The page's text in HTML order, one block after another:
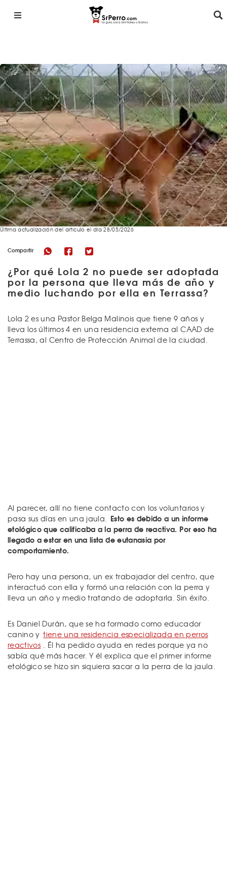
Compartir
¿Por qué Lola 2 no puede ser adoptada
por la persona que lleva más de año y
medio luchando por ella en Terrassa?
Última actualización del articulo el día 28/05/2026
Lola 2 es una Pastor Belga Malinois que tiene 9 años y
lleva los últimos 4 en una residencia externa al CAAD de
Terrassa, al Centro de Protección Animal de la ciudad.
Al parecer, allí no tiene contacto con los voluntarios y
pasa sus días en una jaula. Esto es debido a un informe
etológico que calificaba a la perra de reactiva. Por eso ha
llegado a estar en una lista de eutanasia por
comportamiento.
Pero hay una persona, un ex trabajador del centro, que
interactuó con ella y formó una relación con la perra y
lleva un año y medio tratando de adoptarla. Sin éxito.
Es Daniel Durán, que se ha formado como educador
canino y tiene una residencia especializada en perros
reactivos . Él ha pedido ayuda en redes porque ya no
sabía qué más hacer. Y él explica que el primer informe
etológico se hizo sin siquiera sacar a la perra de la jaula.